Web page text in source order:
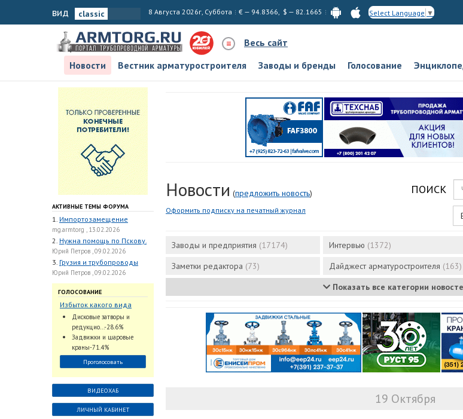
вид 8 Августа 2026г, Суббота € — 94.8366, $ — 82.1665 Select Language ▼
Весь сайт
Новости
Вестник арматуростроителя Заводы и бренды Голосование
АКТИВНЫЕ ТЕМЫ ФОРУМА
1. Импортозамещение
mg.armtorg , 13.02.2026
2. Нужна помощь по Пскову.
Юрий Петров , 09.02.2026
3. Грузия и трубопроводы
Юрий Петров , 09.02.2026
ГОЛОСОВАНИЕ
Избыток какого вида
трубопроводной
арматуры наблюдается
на Российском рынке с
2024 по 2026 годы?
Дисковые затворы и
редукцио...-28.6%
Задвижки и шаровые
краны-71.4%
Проголосовать
ВИДЕОХАБ
ЛИЧНЫЙ КАБИНЕТ
Новости (предложить новость)
Оформить подписку на печатный журнал
ПОИСК
Заводы и предприятия (17174) Интервью (1372)
Заметки редактора (73) Дайджест арматуростроителя (163)
Показать все категории
19 Октября